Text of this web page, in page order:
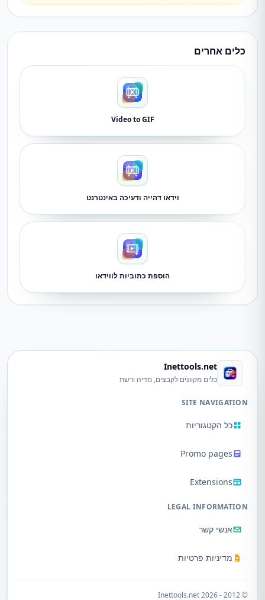
כלים אחרים
Video to GIF
וידאו דהייה ודעיכה באינטרנט
הוספת כתוביות לווידאו
Inettools.net
כלים מקוונים לקבצים, מדיה ורשת
SITE NAVIGATION
כל הקטגוריות
Promo pages
Extensions
LEGAL INFORMATION
אנשי קשר
מדיניות פרטיות
© 2012 - 2026 Inettools.net